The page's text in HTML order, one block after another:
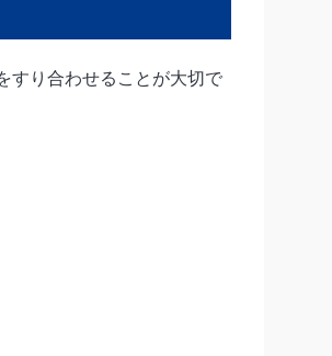
すり合わせることが大切で